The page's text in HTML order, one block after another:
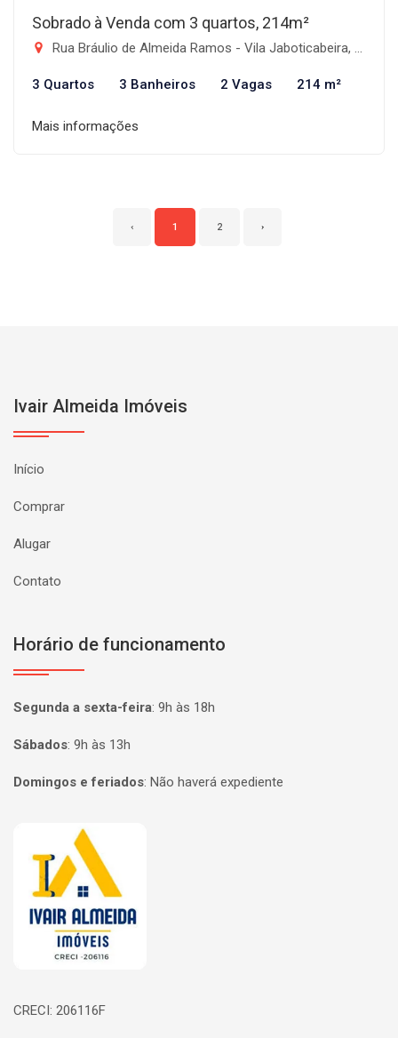
Sobrado à Venda com 3 quartos, 214m²
Rua Bráulio de Almeida Ramos - Vila Jaboticabeira, Taubaté-SP
3 Quartos 3 Banheiros 2 Vagas 214 m²
Mais informações
‹ 1 2 ›
Ivair Almeida Imóveis
Início
Comprar
Alugar
Contato
Horário de funcionamento
Segunda a sexta-feira: 9h às 18h
Sábados: 9h às 13h
Domingos e feriados: Não haverá expediente
Página inicial
CRECI: 206116F